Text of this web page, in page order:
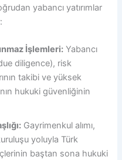
yabancı yatırımlar
İşlemleri: Yabancı
diligence), risk
takibi ve yüksek
hukuki güvenliğinin
Gayrimenkul alımı,
yoluyla Türk
baştan sona hukuki